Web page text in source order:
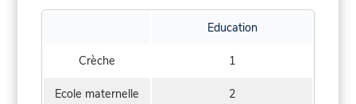
Education
Crèche 1
Ecole maternelle 2